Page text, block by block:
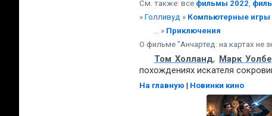
См. также: все фильмы 2022,
» Голливуд » Компьютерные игры
... » Приключения
О фильме "Анчартед: на картах не
Том Холланд, Марк
похождениях искателя
На главную | Новинки кино